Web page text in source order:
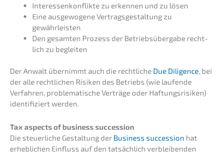
Inter­es­sen­kon­flik­te zu erken­nen und zu lösen
Eine ausge­wo­ge­ne Vertrags­ge­stal­tung zu
gewährleisten
Den gesam­ten Prozess der Betriebs­über­ga­be recht­
lich zu begleiten
Der Anwalt übernimmt auch die recht­li­che Due Diligence, bei
der alle recht­li­chen Risiken des Betriebs (wie laufen­de
Verfah­ren, proble­ma­ti­sche Verträ­ge oder Haftungs­ri­si­ken)
identi­fi­ziert werden.
Tax aspects of business succession
Die steuer­li­che Gestal­tung der Business succes­si­on hat
erheb­li­chen Einfluss auf den tatsäch­lich verblei­ben­den